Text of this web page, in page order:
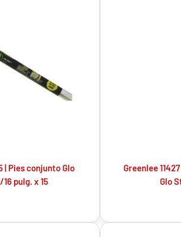
| Pies conjunto Glo
pulg. x 15
Greenlee
Glo